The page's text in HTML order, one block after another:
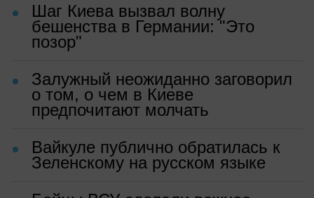
Шаг Киева вызвал волну
бешенства в Германии: "Это
позор"
Залужный неожиданно заговорил
о том, о чем в Киеве
предпочитают молчать
Вайкуле публично обратилась к
Зеленскому на русском языке